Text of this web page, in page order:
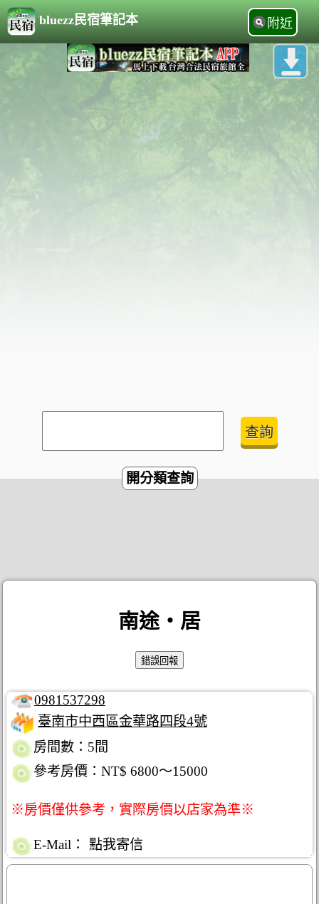
bluezz民宿筆記本 附近
開分類查詢
南途‧居
0981537298
臺南市中西區金華路四段4號
房間數：5間
參考房價：NT$ 6800～15000
※房價僅供參考，實際房價以店家為準※
E-Mail： 點我寄信